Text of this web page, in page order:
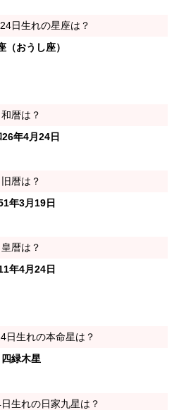
日生れの星座は？
（おうし座）
和暦は？
26年4月24日
旧暦は？
年3月19日
皇暦は？
年4月24日
日生れの本命星は？
四緑木星
生れの日家九星は？